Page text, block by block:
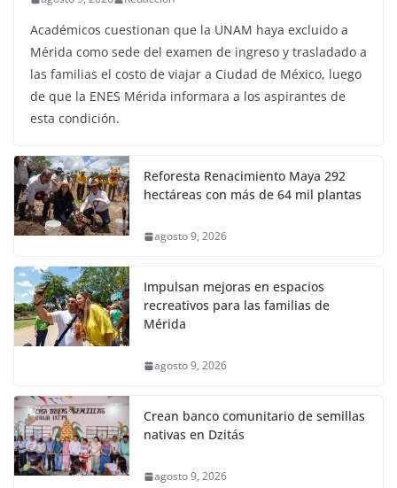
Académicos cuestionan que la UNAM haya excluido a
Mérida como sede del examen de ingreso y trasladado a
las familias el costo de viajar a Ciudad de México, luego
de que la ENES Mérida informara a los aspirantes de
esta condición.
Reforesta Renacimiento Maya 292
hectáreas con más de 64 mil plantas
agosto 9, 2026
Impulsan mejoras en espacios
recreativos para las familias de
Mérida
agosto 9, 2026
Crean banco comunitario de semillas
nativas en Dzitás
agosto 9, 2026